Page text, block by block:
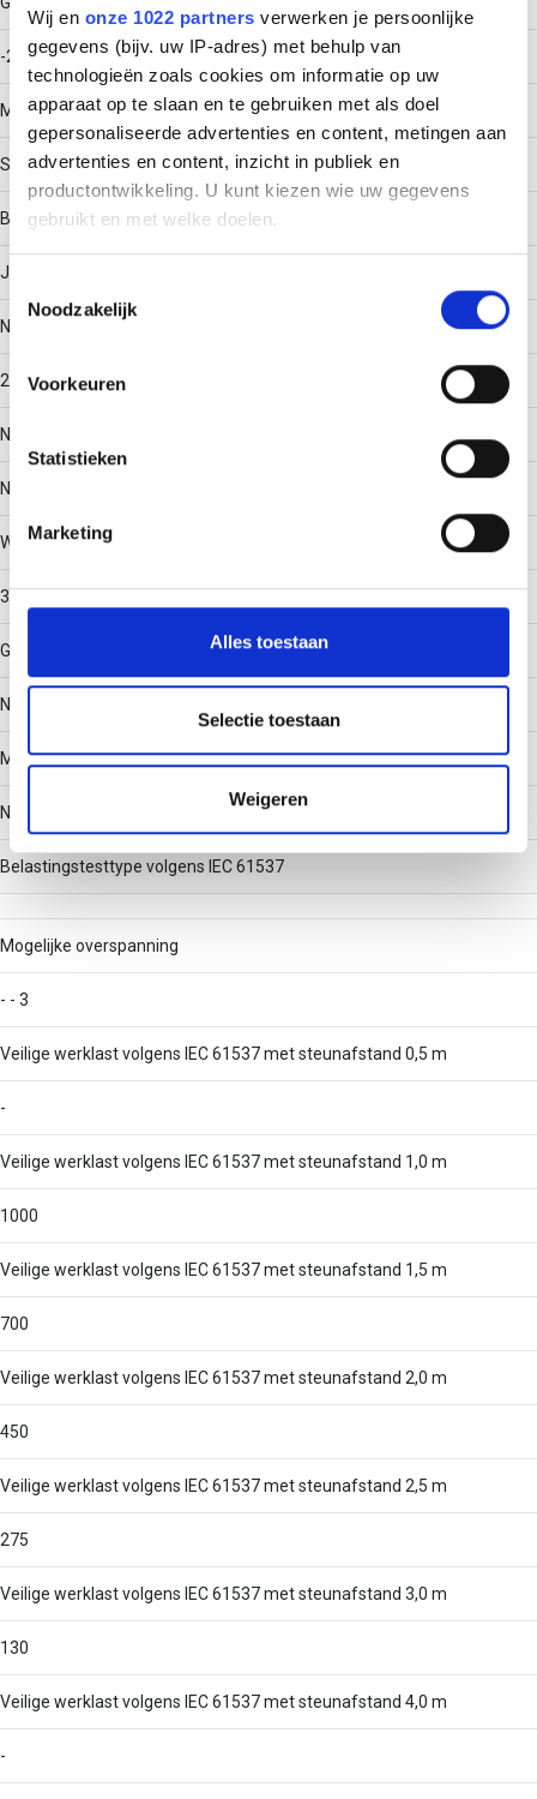
Wij en onze 1022 partners verwerken je persoonlijke
gegevens (bijv. uw IP-adres) met behulp van
technologieën zoals cookies om informatie op uw
apparaat op te slaan en te gebruiken met als doel
gepersonaliseerde advertenties en content, metingen aan
advertenties en content, inzicht in publiek en
productontwikkeling. U kunt kiezen wie uw gegevens
gebruikt en met welke doelen.
Informatie verzamelen over uw geografische locatie,
Uw apparaat identificeren door het actief te scannen
op specifieke eigenschappen (fingerprinting)
verwerkt en stel uw voorkeuren in het
detailgedeelte in.
personaliseren, om functies voor social media te bieden
en om ons websiteverkeer te analyseren. Ook delen we
partners voor social media, adverteren en analyse. Deze
partners kunnen deze gegevens combineren met andere
informatie die u aan ze heeft verstrekt of die ze hebben
verzameld op basis van uw gebruik van hun services.
Noodzakelijk
Voorkeuren
Statistieken
Marketing
Alles toestaan
Selectie toestaan
Weigeren
-20 - 120
Materiaal
Staal
Bodemperforatie
Ja
Nuttige doorsnede
28538
Nato perforatie
Nee
Werkende lengte
3000
Geschikt voor functiebehoud
Nee
Met deksel/afdekking
Nee
Belastingstesttype volgens IEC 61537
Mogelijke overspanning
- - 3
Veilige werklast volgens IEC 61537 met steunafstand 0,5 m
-
Veilige werklast volgens IEC 61537 met steunafstand 1,0 m
1000
Veilige werklast volgens IEC 61537 met steunafstand 1,5 m
700
Veilige werklast volgens IEC 61537 met steunafstand 2,0 m
450
Veilige werklast volgens IEC 61537 met steunafstand 2,5 m
275
Veilige werklast volgens IEC 61537 met steunafstand 3,0 m
130
Veilige werklast volgens IEC 61537 met steunafstand 4,0 m
-